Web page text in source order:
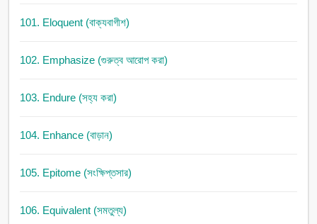
101. Eloquent (বাক্যবাগীশ)
102. Emphasize (গুরুত্ব আরোপ করা)
103. Endure (সহ্য করা)
104. Enhance (বাড়ান)
105. Epitome (সংক্ষিপ্তসার)
106. Equivalent (সমতুল্য)